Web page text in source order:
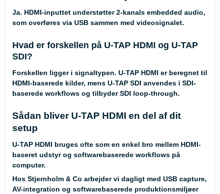
Ja. HDMI-inputtet understøtter 2-kanals embedded audio,
som overføres via USB sammen med videosignalet.
Hvad er forskellen på U-TAP HDMI og U-TAP
SDI?
Forskellen ligger i signaltypen. U-TAP HDMI er beregnet til
HDMI-baserede kilder, mens U-TAP SDI anvendes i SDI-
baserede workflows og tilbyder SDI loop-through.
Sådan bliver U-TAP HDMI en del af dit
setup
U-TAP HDMI bruges ofte som en enkel bro mellem HDMI-
baseret udstyr og softwarebaserede workflows på
computer.
Hos Stjernholm & Co arbejder vi dagligt med USB capture,
AV-integration og softwarebaserede produktionsmiljøer